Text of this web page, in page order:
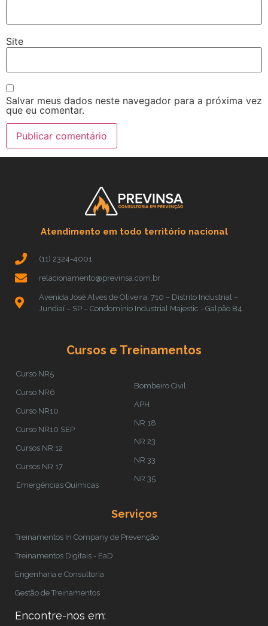
Site
Salvar meus dados neste navegador para a próxima vez
que eu comentar.
Atendimento em todo território nacional
(11) 2324-4001
relacionamento@previnsa.com.br
Avenida José Alves de Oliveira, 710 – Distrito Industrial –
Jundiaí – SP – Condomínio Industrial Majestic - Galpão B4.
Cursos e Treinamentos
Curso NR5
Curso NR6
Curso NR10
Curso NR10 SEP
Cursos NR 12
Cursos NR 17
Emergências Químicas
Bombeiro Civil
APH
NR 18
NR 23
NR 33
NR 35
Serviços
Treinamentos In Company de Prevenção
Treinamentos Digitais - EaD
Engenharia e Consultoria
Gestão de Treinamentos
Encontre-nos em: